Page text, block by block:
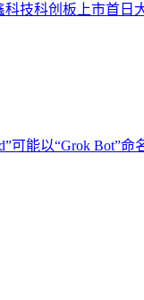
技科创板上市首日
可能以“Grok Bot”命